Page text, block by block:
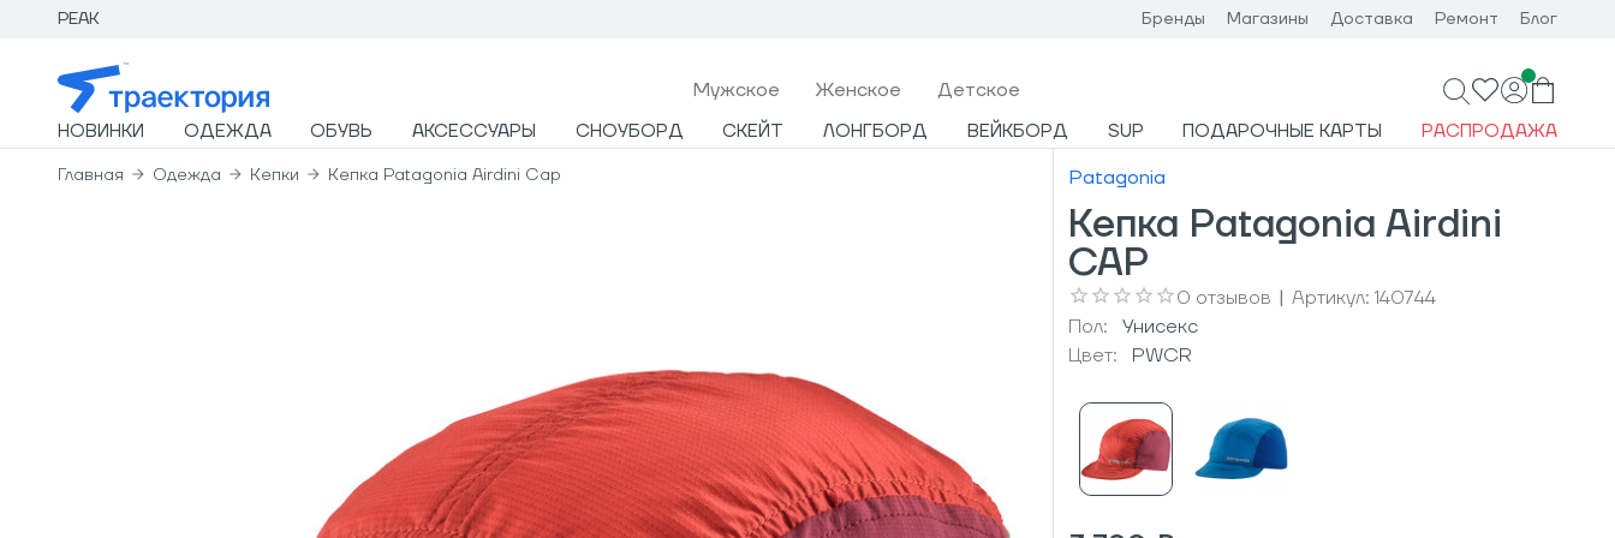
PEAK Бренды Магазины Доставка Ремонт Блог
Мужcкое Женское Детское
НОВИНКИ ОДЕЖДА ОБУВЬ АКСЕССУАРЫ СНОУБОРД СКЕЙТ ЛОНГБОРД ВЕЙКБОРД SUP ПОДАРОЧНЫЕ КАРТЫ РАСПРОДАЖА
Главная Одежда Кепки Кепка Patagonia Airdini Cap Patagonia
Кепка Patagonia Airdini
CAP
0 отзывов | Артикул: 140744
Пол:
Унисекс
Цвет:
PWCR